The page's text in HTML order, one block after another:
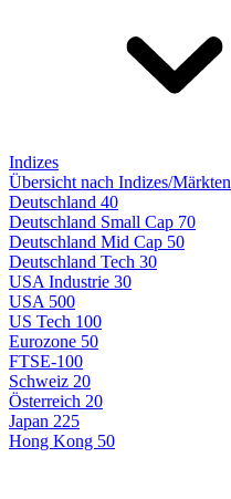
Indizes
Übersicht nach Indizes/Märkten
Deutschland 40
Deutschland Small Cap 70
Deutschland Mid Cap 50
Deutschland Tech 30
USA Industrie 30
USA 500
US Tech 100
Eurozone 50
FTSE-100
Schweiz 20
Österreich 20
Japan 225
Hong Kong 50